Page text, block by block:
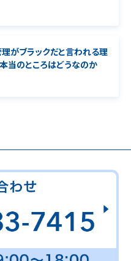
がブラックだと言われる理
当のところはどうなのか